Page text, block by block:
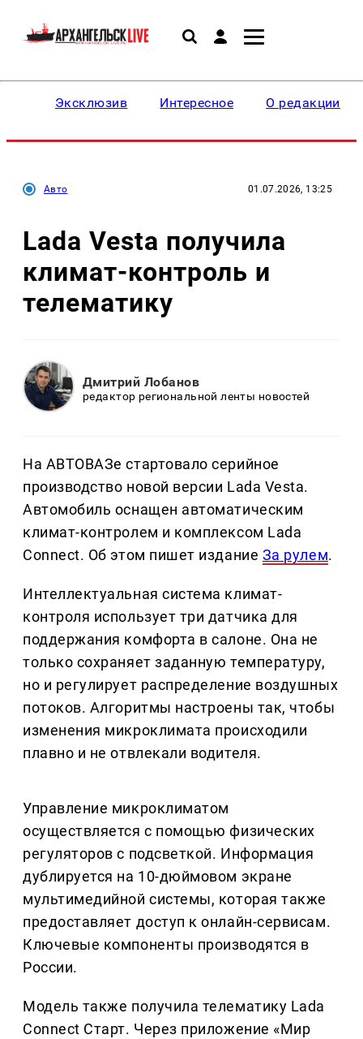
Эксклюзив Интересное О редакции
Авто 01.07.2026, 13:25
Lada Vesta получила
климат-контроль и
телематику
Дмитрий Лобанов
редактор региональной ленты новостей
На АВТОВАЗе стартовало серийное
производство новой версии Lada Vesta.
Автомобиль оснащен автоматическим
климат-контролем и комплексом Lada
Connect. Об этом пишет издание За рулем.
Интеллектуальная система климат-
контроля использует три датчика для
поддержания комфорта в салоне. Она не
только сохраняет заданную температуру,
но и регулирует распределение воздушных
потоков. Алгоритмы настроены так, чтобы
изменения микроклимата происходили
плавно и не отвлекали водителя.
Управление микроклиматом
осуществляется с помощью физических
регуляторов с подсветкой. Информация
дублируется на 10-дюймовом экране
мультимедийной системы, которая также
предоставляет доступ к онлайн-сервисам.
Ключевые компоненты производятся в
России.
Модель также получила телематику Lada
Connect Старт. Через приложение «Мир